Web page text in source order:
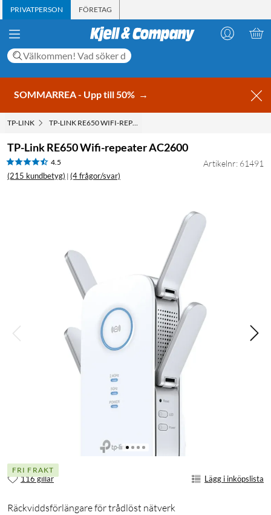
PRIVATPERSON FÖRETAG
SOMMARREA - Upp till 50% →
TP-LINK TP-LINK RE650 WIFI-REPEATER AC2600
TP-Link RE650 Wifi-repeater AC2600
4.5
(215 kundbetyg) | (4 frågor/svar)
Artikelnr: 61491
FRI FRAKT
116 gillar Lägg i inköpslista
Räckviddsförlängare för trådlöst nätverk